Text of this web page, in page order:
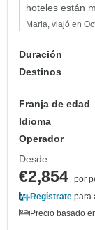
hoteles están
Maria, viajó en
Duración
Destinos
Franja de edad
Idioma
Operador
Desde
€2,854 por
Regístrate para
Precio basado